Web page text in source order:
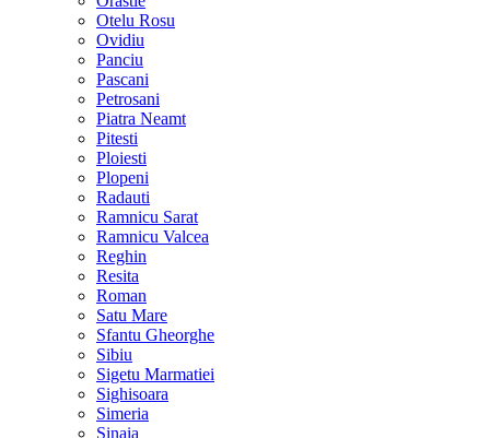
Otelu Rosu
Ovidiu
Panciu
Pascani
Petrosani
Piatra Neamt
Pitesti
Ploiesti
Plopeni
Radauti
Ramnicu Sarat
Ramnicu Valcea
Reghin
Resita
Roman
Satu Mare
Sfantu Gheorghe
Sibiu
Sigetu Marmatiei
Sighisoara
Simeria
Sinaia